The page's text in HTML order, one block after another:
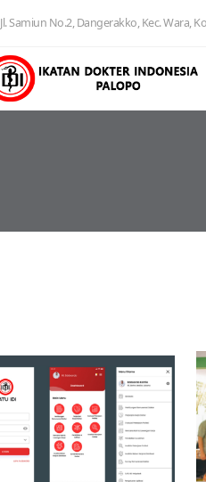
Jl. Samiun No.2, Dangerakko, Kec. Wara,